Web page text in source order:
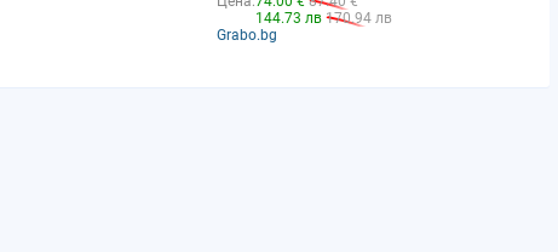
144.73 лв 170.94 лв
Grabo.bg